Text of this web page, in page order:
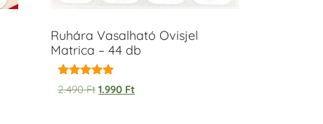
Ruhára Vasalható Ovisjel
Matrica – 44 db
Értékelés:
5.00
2.490Ft 1.990 Ft